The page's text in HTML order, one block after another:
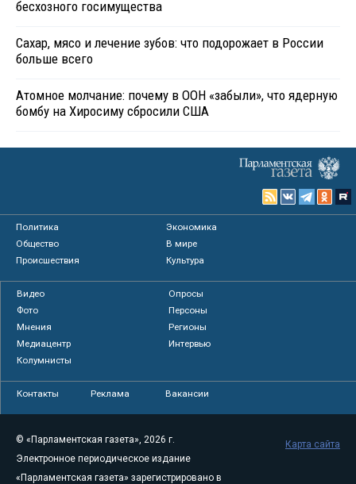
бесхозного госимущества
Сахар, мясо и лечение зубов: что подорожает в России
больше всего
Атомное молчание: почему в ООН «забыли», что ядерную
бомбу на Хиросиму сбросили США
Политика
Экономика
Общество
В мире
Происшествия
Культура
Видео
Опросы
Фото
Персоны
Мнения
Регионы
Медиацентр
Интервью
Колумнисты
Контакты Реклама Вакансии
© «Парламентская газета», 2026 г.
Электронное периодическое издание
«Парламентская газета» зарегистрировано в
Карта сайта